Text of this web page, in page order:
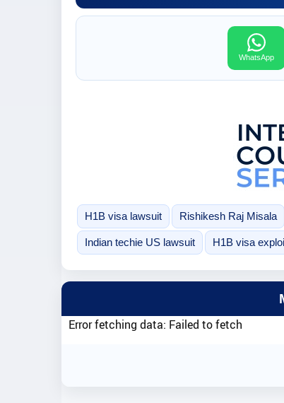
WhatsApp
H1B visa lawsuit Rishikesh Raj Misala
Indian techie US lawsuit H1B visa
Error fetching data: Failed to fetch